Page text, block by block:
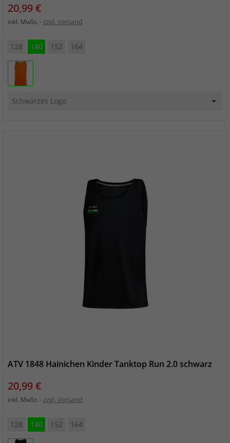
Preis
20,99 €
inkl. MwSt. zzgl. Versand
128 140 152 164
ATV 1848 Hainichen Kinder Tanktop Run 2.0 schwarz
Preis
20,99 €
inkl. MwSt. zzgl. Versand
128 140 152 164